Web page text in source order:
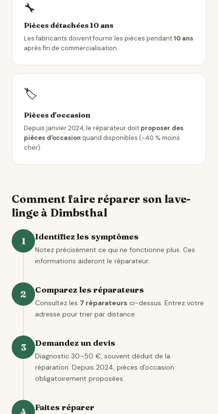
🔧
Pièces détachées 10 ans
Les fabricants doivent fournir les pièces pendant10 ans
après fin de commercialisation.
🏷️
Pièces d'occasion
Depuis janvier 2024, le réparateur doit proposer des
pièces d'occasion quand disponibles (~40 % moins
cher).
Comment faire réparer son lave-
linge à Dimbsthal
1 Identifiez les symptômes
Notez précisément ce qui ne fonctionne plus. Ces
informations aideront le réparateur.
2 Comparez les réparateurs
Consultez les 7 réparateurs ci-dessus. Entrez votre
adresse pour trier par distance.
3 Demandez un devis
Diagnostic 30–50 €, souvent déduit de la
réparation. Depuis 2024, pièces d'occasion
obligatoirement proposées.
4 Faites réparer